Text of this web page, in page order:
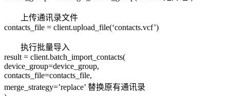
上传通讯录文件
contacts_file = client.upload_file(‘contacts.vcf’)
执行批量导入
result = client.batch_import_contacts(
device_group=device_group,
contacts_file=contacts_file,
merge_strategy=’replace’ 替换原有通讯录